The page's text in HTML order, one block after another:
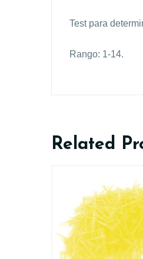
Test para
Rango: 1-14.
Related